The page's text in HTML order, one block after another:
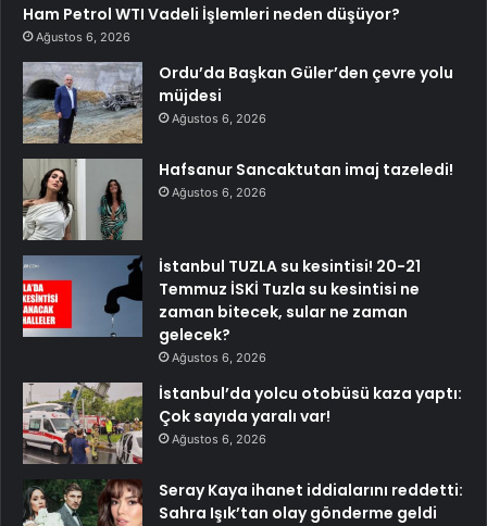
Ham Petrol WTI Vadeli İşlemleri neden düşüyor?
Ağustos 6, 2026
Ordu’da Başkan Güler’den çevre yolu
müjdesi
Ağustos 6, 2026
Hafsanur Sancaktutan imaj tazeledi!
Ağustos 6, 2026
İstanbul TUZLA su kesintisi! 20-21
Temmuz İSKİ Tuzla su kesintisi ne
zaman bitecek, sular ne zaman
gelecek?
Ağustos 6, 2026
İstanbul’da yolcu otobüsü kaza yaptı:
Çok sayıda yaralı var!
Ağustos 6, 2026
Seray Kaya ihanet iddialarını reddetti:
Sahra Işık’tan olay gönderme geldi